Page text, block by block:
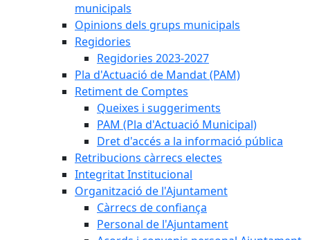
municipals
Opinions dels grups municipals
Regidories
Regidories 2023-2027
Pla d'Actuació de Mandat (PAM)
Retiment de Comptes
Queixes i suggeriments
PAM (Pla d'Actuació Municipal)
Dret d'accés a la informació pública
Retribucions càrrecs electes
Integritat Institucional
Organització de l'Ajuntament
Càrrecs de confiança
Personal de l'Ajuntament